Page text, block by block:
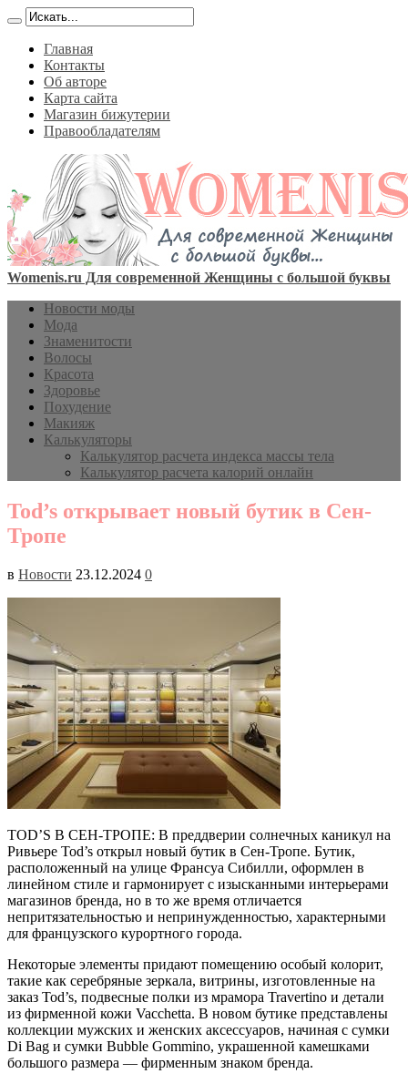
Главная
Контакты
Об авторе
Карта сайта
Магазин бижутерии
Правообладателям
Womenis.ru Для современной Женщины с большой буквы
Новости моды
Мода
Знаменитости
Волосы
Красота
Здоровье
Похудение
Макияж
Калькуляторы
Калькулятор расчета индекса массы тела
Калькулятор расчета калорий онлайн
Tod’s открывает новый бутик в Сен-
Тропе
в Новости 23.12.2024 0
TOD’S В СЕН-ТРОПЕ: В преддверии солнечных каникул на
Ривьере Tod’s открыл новый бутик в Сен-Тропе. Бутик,
расположенный на улице Франсуа Сибилли, оформлен в
линейном стиле и гармонирует с изысканными интерьерами
магазинов бренда, но в то же время отличается
непритязательностью и непринужденностью, характерными
для французского курортного города.
Некоторые элементы придают помещению особый колорит,
такие как серебряные зеркала, витрины, изготовленные на
заказ Tod’s, подвесные полки из мрамора Travertino и детали
из фирменной кожи Vacchetta. В новом бутике представлены
коллекции мужских и женских аксессуаров, начиная с сумки
Di Bag и сумки Bubble Gommino, украшенной камешками
большого размера — фирменным знаком бренда.